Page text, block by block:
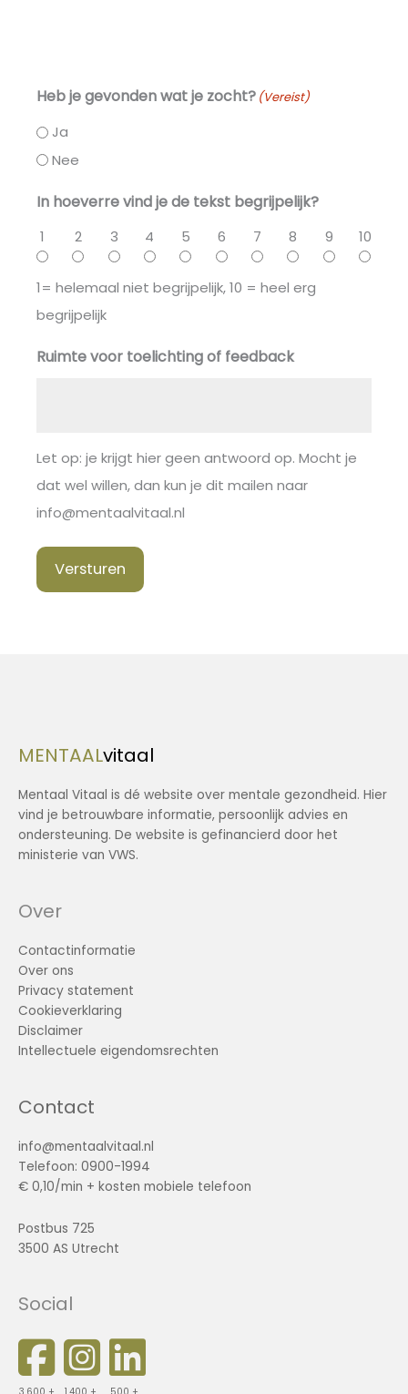
Heb je gevonden wat je zocht? (Vereist)
Ja
Nee
In hoeverre vind je de tekst begrijpelijk?
1 2 3 4 5 6 7 8 9 10
1= helemaal niet begrijpelijk, 10 = heel erg
begrijpelijk
Ruimte voor toelichting of feedback
Let op: je krijgt hier geen antwoord op. Mocht je
dat wel willen, dan kun je dit mailen naar
info@mentaalvitaal.nl
Versturen
MENTAALvitaal
Mentaal Vitaal is dé website over mentale gezondheid. Hier
vind je betrouwbare informatie, persoonlijk advies en
ondersteuning. De website is gefinancierd door het
ministerie van VWS.
Over
Contactinformatie
Over ons
Privacy statement
Cookieverklaring
Disclaimer
Intellectuele eigendomsrechten
Contact
info@mentaalvitaal.nl
Telefoon: 0900-1994
€ 0,10/min + kosten mobiele telefoon
Postbus 725
3500 AS Utrecht
Social